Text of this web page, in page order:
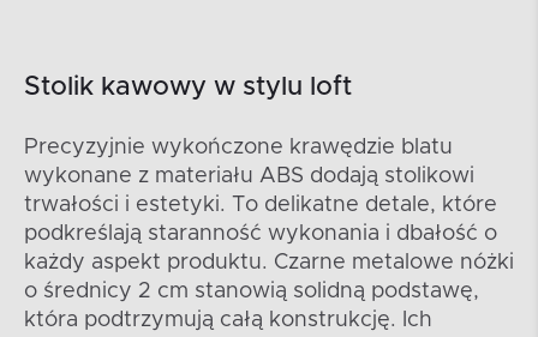
Stolik kawowy w stylu loft
Precyzyjnie wykończone krawędzie blatu
wykonane z materiału ABS dodają stolikowi
trwałości i estetyki. To delikatne detale, które
podkreślają staranność wykonania i dbałość o
każdy aspekt produktu. Czarne metalowe nóżki
o średnicy 2 cm stanowią solidną podstawę,
która podtrzymują całą konstrukcję. Ich